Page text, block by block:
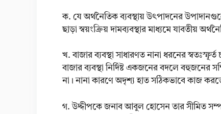
ক. যে অর্থনৈতিক ব্যবস্থায় উৎপাদনের
ছাড়া স্বয়ংক্রিয় দামব্যবস্থার মাধ্যমে যাবতীয়
খ. বাজার ব্যবস্থা সাধারণত নানা ধরনের
বাজার ব্যবস্থা নির্দিষ্ট একজনের বদলে বহুজনের
না। নানা কারণে অদৃশ্য হাত সঠিকভাবে কাজ
গ. উদ্দীপকে জনাব আবুল হোসেন তার সীমিত